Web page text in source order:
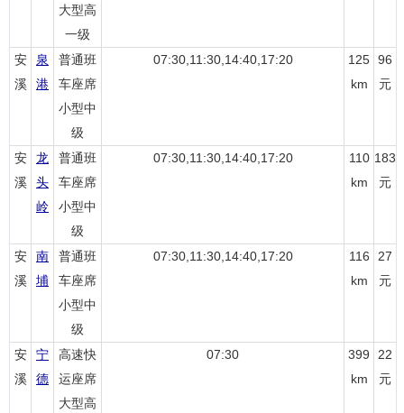
大型高
一级
安
溪
泉
港
普通班
车座席
小型中
级
07:30,11:30,14:40,17:20
125
km
96
元
安
溪
龙
头
岭
普通班
车座席
小型中
级
07:30,11:30,14:40,17:20
110
km
183
元
安
溪
南
埔
普通班
车座席
小型中
级
07:30,11:30,14:40,17:20
116
km
27
元
安
溪
宁
德
高速快
运座席
大型高
07:30
399
km
22
元